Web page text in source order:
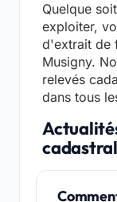
Quelque
exploiter,
d'extrait de
Musigny.
relevés
dans tous